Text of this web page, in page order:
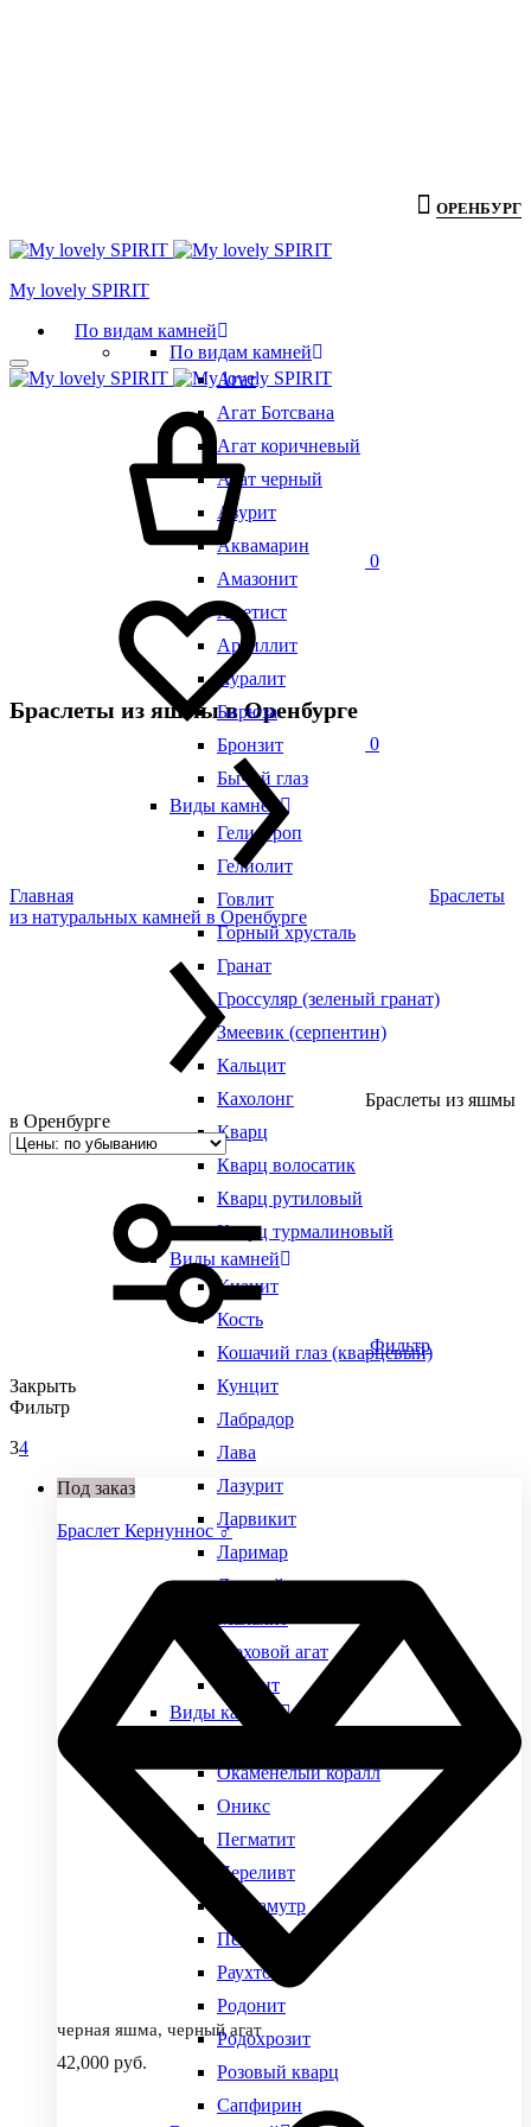
ОРЕНБУРГ
Мy lovely SPIRIT
По видам камней
По видам камней
Агат
Агат Ботсвана
Агат коричневый
Агат черный
Азурит
Аквамарин
Амазонит
Аметист
Аргиллит
Ауралит
Бирюза
Бронзит
Бычий глаз
Виды камней
Гелиотроп
Гелиолит
Говлит
Горный хрусталь
Гранат
Гроссуляр (зеленый гранат)
Змеевик (серпентин)
Кальцит
Кахолонг
Кварц
Кварц волосатик
Кварц рутиловый
Кварц турмалиновый
Виды камней
Кианит
Кость
Кошачий глаз (кварцевый)
Кунцит
Лабрадор
Лава
Лазурит
Ларвикит
Ларимар
Лунный камень
Моховой агат
Нефрит
Виды камней
Окаменелый коралл
Оникс
Пегматит
Переливт
Перламутр
Петерсит
Раухтопаз
Родонит
Родохрозит
Розовый кварц
Сапфирин
0
0
Браслеты из яшмы в Оренбурге
Главная
Браслеты
из натуральных камней в Оренбурге
Браслеты из яшмы
в Оренбурге
Фильтр
Закрыть
Фильтр
34
Под заказ
Браслет Кернуннос ♂
черная яшма, черный агат
42,000 руб.